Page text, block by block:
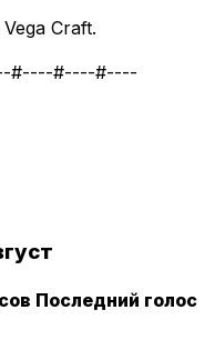
Craft.
#----#----#----
Последний голос